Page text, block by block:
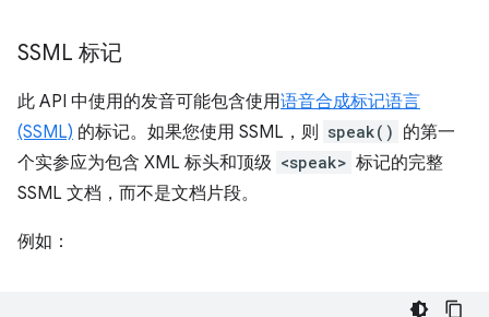
SSML 标记
此 API 中使用的发音可能包含使用语音合成标记语言
(SSML) 的标记。如果您使用 SSML，则 speak() 的第一
个实参应为包含 XML 标头和顶级 <speak> 标记的完整
SSML 文档，而不是文档片段。
例如：